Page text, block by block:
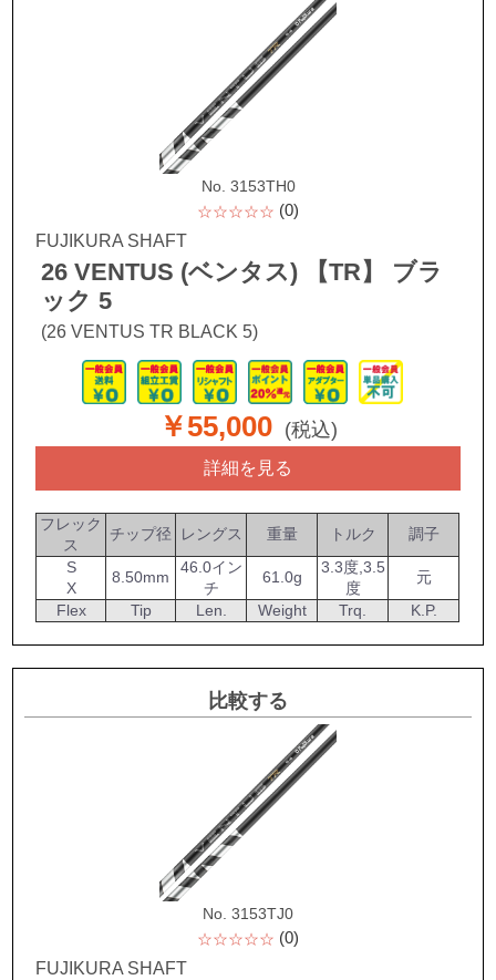
No. 3153TH0
☆☆☆☆☆ (0)
FUJIKURA SHAFT
26 VENTUS (ベンタス) 【TR】 ブラ
ック 5
(26 VENTUS TR BLACK 5)
￥55,000 (税込)
詳細を見る
フレック
ス
チップ径 レングス 重量 トルク
調子
S
X
8.50mm
46.0イン
チ
61.0g
3.3度,3.5
度
元
Flex
Tip Len. Weight Trq. K.P.
比較する
No. 3153TJ0
☆☆☆☆☆ (0)
FUJIKURA SHAFT